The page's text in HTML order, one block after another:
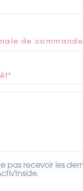
/ Sans gluten / Sans
Valeur AjoutÉe
de
pas recevoir les